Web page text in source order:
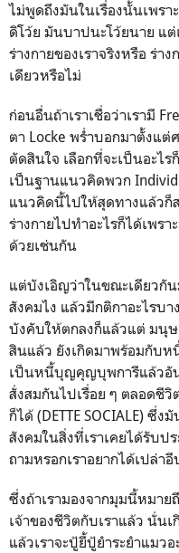
ไม่พูดถึงมันในเรื่องนั้นเพรา
ดิโว้ย มันบาปนะโว้ยนาย แต่
ร่างกายของเราจริงหรือ ร่า
เดียวหรือไม่
ก่อนอื่นถ้าเราเชื่อว่าเรามี
ตา Locke พร่ำบอกมาตั้งแต่
ตัดสินใจ เลือกที่จะเป็นอะไ
เป็นฐานแนวคิดพวก
แนวคิดนี้ไปให้สุดทางแล้วก็
ร่างกายไปทำอะไรก็ได้เพร
ด้วยเช่นกัน
แต่บังเอิญว่าในขณะเดียวกั
สังคมไง แล้วมีกติกาอะไรบ
บังคับให้ตกลงก็แล้วแต่ มนุษ
สินแล้ว ยังเกิดมาพร้อมกับ
เป็นหนี้บุญคุญบุพการีแล้วอั
สั่งสมกันไปเรื่อย ๆ ตลอดชี
ก็ได้ (DETTE SOCIALE) ซึ่
สังคมในสิ่งที่เราเคยได้รับ
ถามหรอกเราอยากได้เปล่า
ซึ่งถ้าเรามองจากมุมนี้หมาย
เจ้าของชีวิตกับเราแล้ว นั่น
แล้วเราจะปู้ยี้ปู้ยำระยำแมวอ